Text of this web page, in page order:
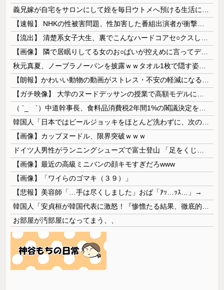
【画像】 隣で居眠りしてる女のお○ぱいが控えめに言ってデカいｗｗｗ
【画像】カップヌードル、限界突破ｗｗｗ
【画像】最近の高級ミニバンの顔キモすぎだろwww
【画像】「ワイらのゴマキ（３９）」
【悲報】美容師「…手は尽くしました」おば「ｱｯ…ｯｽ…」→
お部屋が汚部屋になってまう、、